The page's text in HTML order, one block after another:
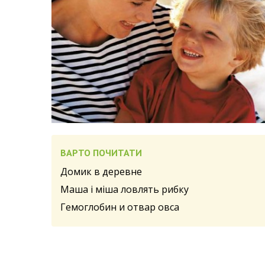
ВАРТО ПОЧИТАТИ
Домик в деревне
Маша і міша ловлять рибку
Гемоглобин и отвар овса